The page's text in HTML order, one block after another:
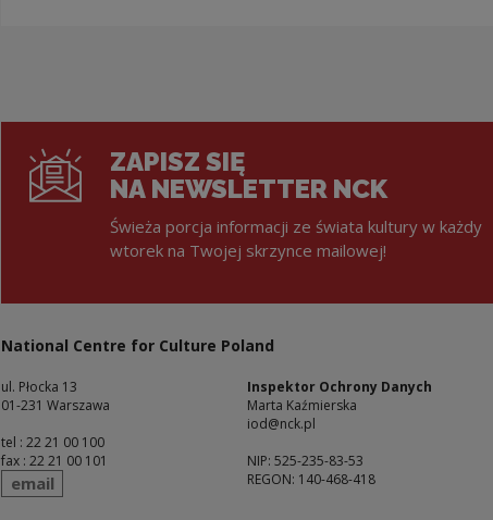
ZAPISZ SIĘ
NA NEWSLETTER NCK
Świeża porcja informacji ze świata kultury w każdy
wtorek na Twojej skrzynce mailowej!
National Centre for Culture Poland
ul. Płocka 13
01-231 Warszawa
tel : 22 21 00 100
fax : 22 21 00 101
send
email
Inspektor Ochrony Danych
Marta Kaźmierska
iod@nck.pl
NIP: 525-235-83-53
REGON: 140-468-418